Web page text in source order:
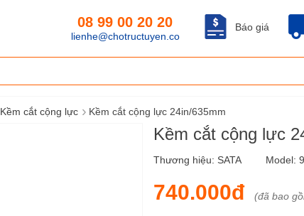
Báo giá
08 99 00 20 20
lienhe@chotructuyen.co
Kềm cắt cộng lực › Kềm cắt cộng lực 24in/635mm
Kềm cắt cộng lực
Thương hiệu: SATA Model:
740.000đ (đã bao